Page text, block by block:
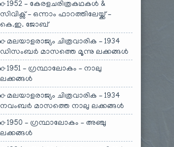
1952 – കേരളചരിത്രകഥകൾ &
സിവിക്സ് – ഒന്നാം ഫാറത്തിലേയ്ക്ക് –
കെ.ഇ. ജോബ്
മലയാളരാജ്യം ചിത്രവാരിക – 1934
ഡിസംബർ മാസത്തെ മൂന്നു ലക്കങ്ങൾ
1951 – ഗ്രന്ഥാലോകം – നാലു
ലക്കങ്ങൾ
മലയാളരാജ്യം ചിത്രവാരിക – 1934
നവംബർ മാസത്തെ നാലു ലക്കങ്ങൾ
1950 – ഗ്രന്ഥാലോകം – അഞ്ചു
ലക്കങ്ങൾ